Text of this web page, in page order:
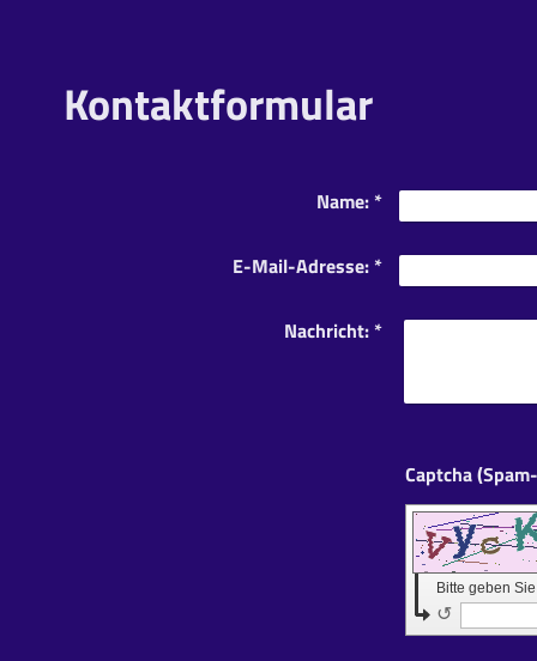
Kontaktformular
Name:*
E-Mail-Adresse:*
Nachricht:*
Bitte geben
↺